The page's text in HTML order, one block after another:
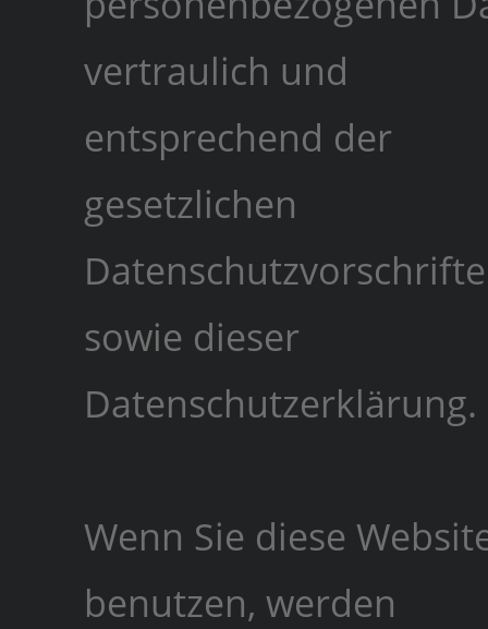
vertraulich und
entsprechend der
gesetzlichen
sowie dieser
Datenschutzerklärung.
Wenn Sie diese
benutzen, werden